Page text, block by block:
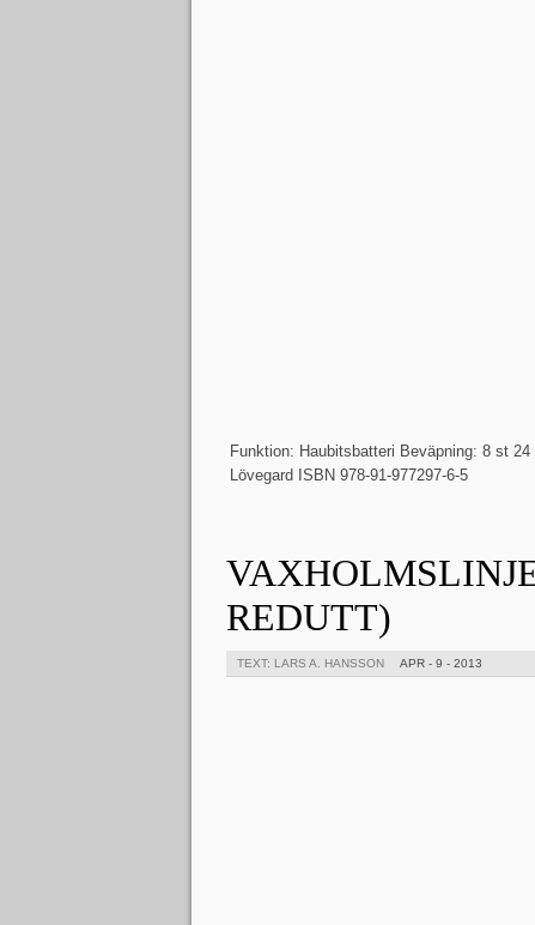
Funktion: Haubitsbatteri Beväpning: 8 st
Lövegard ISBN 978-91-977297-6-5
REDUTT)
TEXT: LARS A. HANSSON APR - 9 - 2013